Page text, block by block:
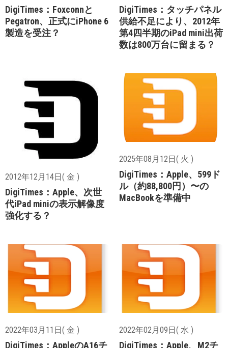
DigiTimes：Foxconnと
Pegatron、正式にiPhone 6
製造を受注？
DigiTimes：タッチパネル
供給不足により、2012年
第4四半期のiPad mini出荷
数は800万台に留まる？
2012年12月14日( 金 )
DigiTimes：Apple、次世
代iPad miniの表示解像度
強化する？
2025年08月12日( 火 )
DigiTimes：Apple、599ド
ル（約88,800円）〜の
MacBookを準備中
2022年03月11日( 金 )
DigiTimes：AppleのA16チ
2022年02月09日( 水 )
DigiTimes：Apple、M2チ